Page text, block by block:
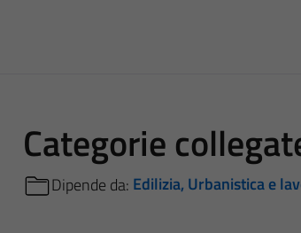
Categorie
Dipende da: Edilizia, Urbanistica e